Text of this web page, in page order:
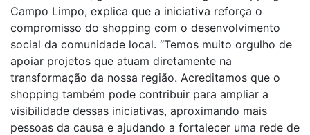
Campo Limpo, explica que a iniciativa reforça o
compromisso do shopping com o desenvolvimento
social da comunidade local. “Temos muito orgulho de
apoiar projetos que atuam diretamente na
transformação da nossa região. Acreditamos que o
shopping também pode contribuir para ampliar a
visibilidade dessas iniciativas, aproximando mais
pessoas da causa e ajudando a fortalecer uma rede de